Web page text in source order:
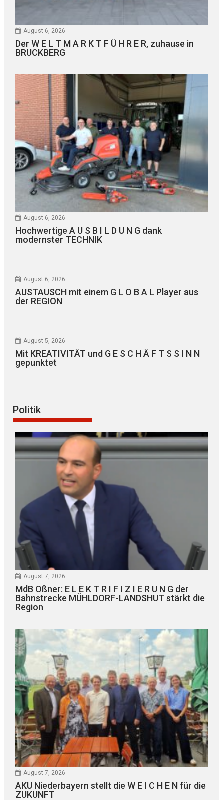
August 6, 2026
Der W E L T M A R K T F Ü H R E R, zuhause in
BRUCKBERG
August 6, 2026
Hochwertige A U S B I L D U N G dank
modernster TECHNIK
August 6, 2026
AUSTAUSCH mit einem G L O B A L Player aus
der REGION
August 5, 2026
Mit KREATIVITÄT und G E S C H Ä F T S S I N N
gepunktet
Politik
August 7, 2026
MdB Oßner: E L E K T R I F I Z I E R U N G der
Bahnstrecke MÜHLDORF-LANDSHUT stärkt die
Region
August 7, 2026
AKU Niederbayern stellt die W E I C H E N für die
ZUKUNFT